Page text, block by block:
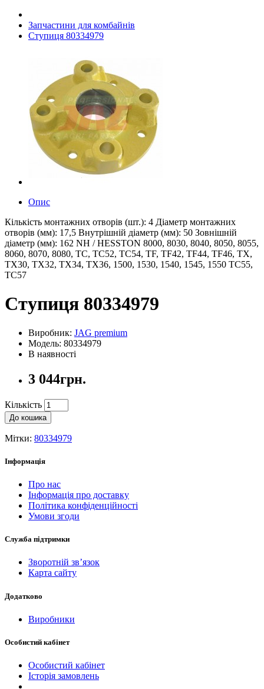
Запчастини для комбайнів
Ступиця 80334979
Опис
Кількість монтажних отворів (шт.): 4 Діаметр монтажних
отворів (мм): 17,5 Внутрішній діаметр (мм): 50 Зовнішній
діаметр (мм): 162 NH / HESSTON 8000, 8030, 8040, 8050, 8055,
8060, 8070, 8080, TC, TC52, TC54, TF, TF42, TF44, TF46, TX,
TX30, TX32, TX34, TX36, 1500, 1530, 1540, 1545, 1550 TC55,
TC57
Ступиця 80334979
Виробник: JAG premium
Модель: 80334979
В наявності
3 044грн.
Кількість
До кошика
Мітки: 80334979
Інформація
Про нас
Інформація про доставку
Політика конфіденційності
Умови згоди
Служба підтримки
Зворотній зв’язок
Карта сайту
Додатково
Виробники
Особистий кабінет
Особистий кабінет
Історія замовлень